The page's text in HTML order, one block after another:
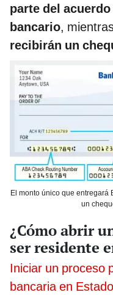
parte del
bancario,
recibirán un
El monto único que entregará
un
¿Cómo abrir
ser residente
Iniciar un proceso
bancaria en